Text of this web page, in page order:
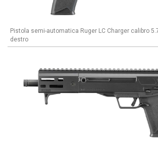
Pistola semi-automatica Ruger LC Charger calibro
destro